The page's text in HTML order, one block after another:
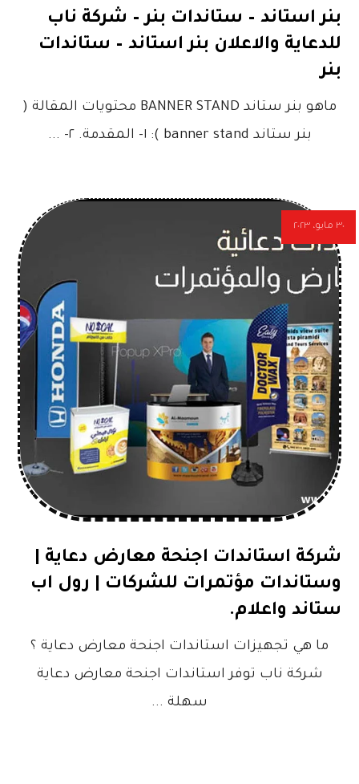
بنر استاند – ستاندات بنر – شركة ناب
للدعاية والاعلان بنر استاند – ستاندات
بنر
ماهو بنر ستاند BANNER STAND محتويات المقالة (
بنر ستاند banner stand ): ١- المقدمة. ٢- ...
شركة استاندات اجنحة معارض دعاية |
وستاندات مؤتمرات للشركات | رول اب
ستاند واعلام.
٣٠ مايو، ٢٠٢٣
ما هي تجهيزات استاندات اجنحة معارض دعاية ؟
شركة ناب توفر استاندات اجنحة معارض دعاية
سهلة ...